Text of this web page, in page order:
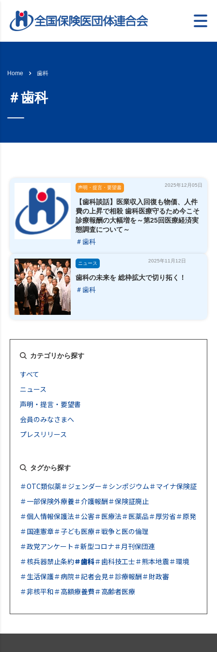
Home 歯科
＃歯科
声明・提言・要望書 2025年12月05日
【歯科談話】医業収入回復も物価、人件
費の上昇で相殺 歯科医療守るため今こそ
診療報酬の大幅増を～第25回医療経済実
態調査について～
＃歯科
ニュース 2025年11月12日
歯科の未来を 総枠拡大で切り拓く！
＃歯科
カテゴリから探す
すべて
ニュース
声明・提言・要望書
会員のみなさまへ
プレスリリース
タグから探す
＃OTC類似薬＃ジェンダー＃シンポジウム＃マイナ保険証
＃一部保険外療養＃介護報酬＃保険証廃止
＃個人情報保護法＃公害＃医療法＃医薬品＃厚労省＃原発
＃国連憲章＃子ども医療＃戦争と医の倫理
＃政党アンケート ＃新型コロナ＃月刊保団連
＃核兵器禁止条約＃歯科＃歯科技工士＃熊本地震＃環境
＃生活保護＃病院＃記者会見＃診療報酬＃財政審
＃非核平和＃高額療養費＃高齢者医療